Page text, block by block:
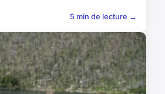
5 min de lecture →